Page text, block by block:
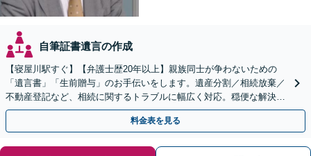
自筆証書遺言の作成
【寝屋川駅すぐ】【弁護士歴20年以上】親族同士が争わないための
「遺言書」「生前贈与」のお手伝いをします。遺産分割／相続放棄／
不動産登記など、相続に関するトラブルに幅広く対応。穏便な解決を
心がけます。【初回相談無料】【夜間・休日の相談可能】
料金表を見る